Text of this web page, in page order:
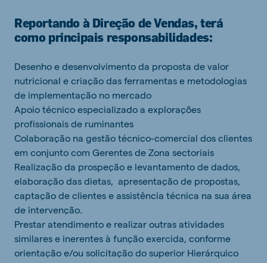
Reportando à Direção de Vendas, terá
como principais responsabilidades:
Desenho e desenvolvimento da proposta de valor
nutricional e criação das ferramentas e metodologias
de implementação no mercado
Apoio técnico especializado a explorações
profissionais de ruminantes
Colaboração na gestão técnico-comercial dos clientes
em conjunto com Gerentes de Zona sectoriais
Realização da prospeção e levantamento de dados,
elaboração das dietas, apresentação de propostas,
captação de clientes e assistência técnica na sua área
de intervenção.
Prestar atendimento e realizar outras atividades
similares e inerentes à função exercida, conforme
orientação e/ou solicitação do superior Hierárquico